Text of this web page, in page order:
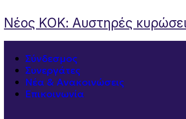
Νέος ΚΟΚ: Αυστηρές
Σύνδεσμος
Συνεργάτες
Νέα & Ανακοινώσεις
Επικοινωνία